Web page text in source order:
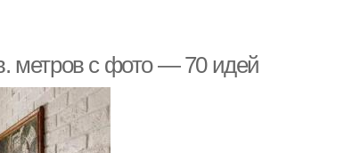
метров с фото — 70 идей